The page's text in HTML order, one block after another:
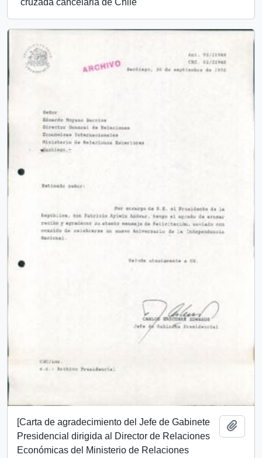
[Carta de agradecimiento del Jefe de Gabinete
Presidencial dirigida al Director de Relaciones
Económicas del Ministerio de Relaciones